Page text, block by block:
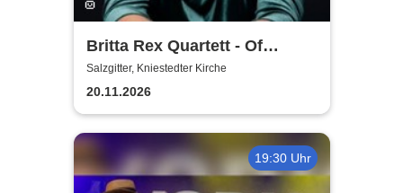
Britta Rex Quartett - Of
Witches, Queens & Heroines
Salzgitter, Kniestedter Kirche
20.11.2026
19:30 Uhr